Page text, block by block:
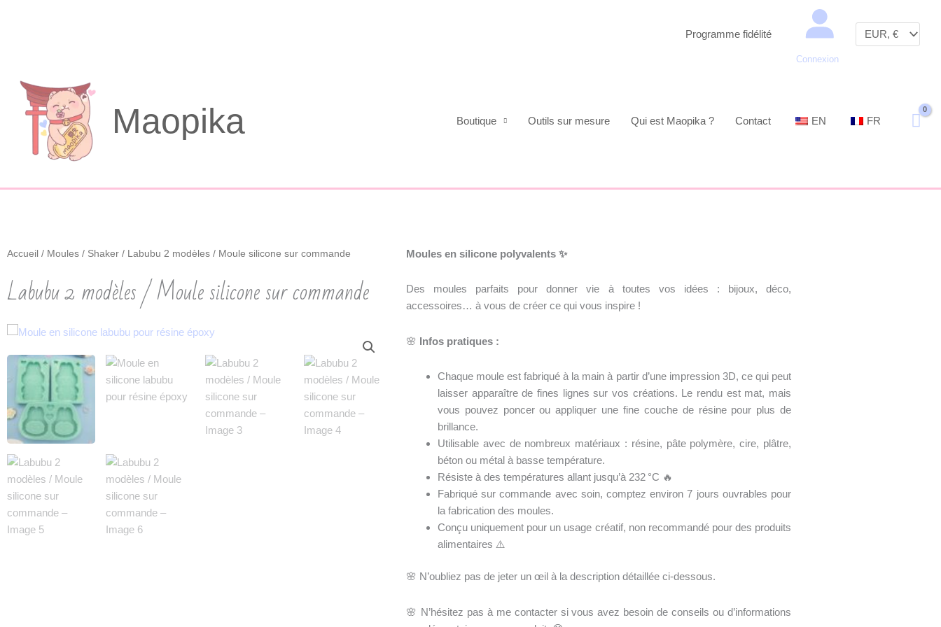
Programme fidélité
Connexion
Maopika Boutique Outils sur mesure Qui est Maopika ? Contact EN FR
Accueil / Moules / Shaker / Labubu 2 modèles / Moule silicone sur commande
Labubu 2 modèles / Moule silicone sur commande
Moules en silicone polyvalents ✨
Des moules parfaits pour donner vie à toutes vos idées : bijoux, déco,
accessoires… à vous de créer ce qui vous inspire !
🌸 Infos pratiques :
Chaque moule est fabriqué à la main à partir d’une impression 3D, ce qui peut
laisser apparaître de fines lignes sur vos créations. Le rendu est mat, mais
vous pouvez poncer ou appliquer une fine couche de résine pour plus de
brillance.
Utilisable avec de nombreux matériaux : résine, pâte polymère, cire, plâtre,
béton ou métal à basse température.
Résiste à des températures allant jusqu’à 232 °C 🔥
Fabriqué sur commande avec soin, comptez environ 7 jours ouvrables pour
la fabrication des moules.
Conçu uniquement pour un usage créatif, non recommandé pour des produits
alimentaires ⚠️
🌸 N’oubliez pas de jeter un œil à la description détaillée ci-dessous.
🌸 N’hésitez pas à me contacter si vous avez besoin de conseils ou d’informations
Recherche